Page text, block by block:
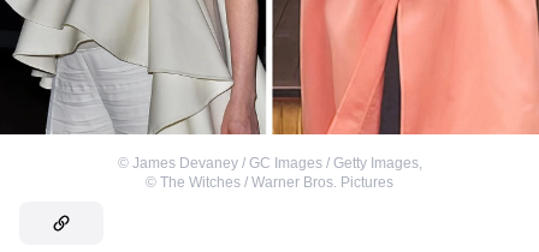
© James Devaney / GC Images / Getty Images,
© The Witches / Warner Bros. Pictures